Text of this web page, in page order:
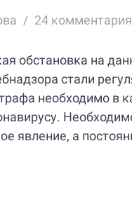
24комментария
обстановка на
стали
необходимо в
явление, а